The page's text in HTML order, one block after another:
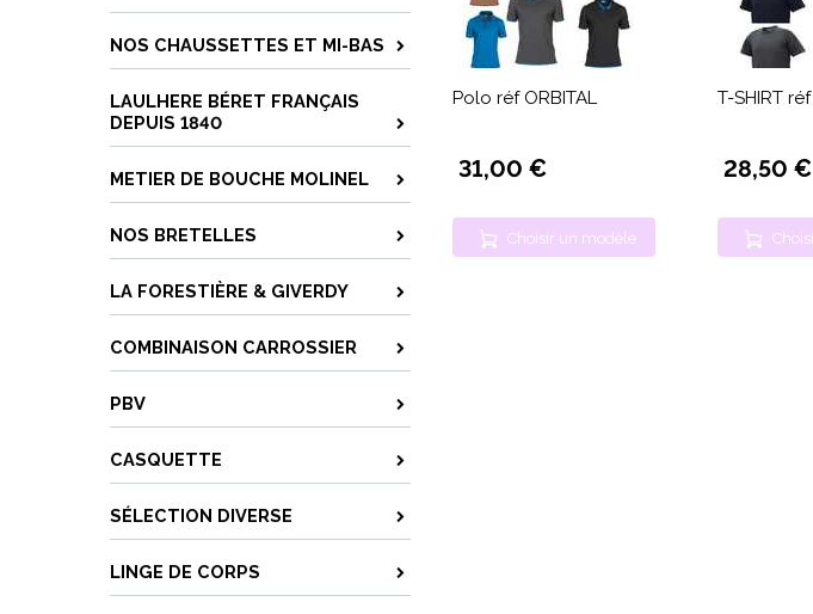
NOS CHAUSSETTES ET MI-BAS
LAULHERE BÉRET FRANÇAIS
DEPUIS 1840
METIER DE BOUCHE MOLINEL
NOS BRETELLES
LA FORESTIÈRE & GIVERDY
COMBINAISON CARROSSIER
PBV
CASQUETTE
SÉLECTION DIVERSE
LINGE DE CORPS
Polo réf ORBITAL
31,00 €
Choisir un modèle
T-SHIRT
28,50 €